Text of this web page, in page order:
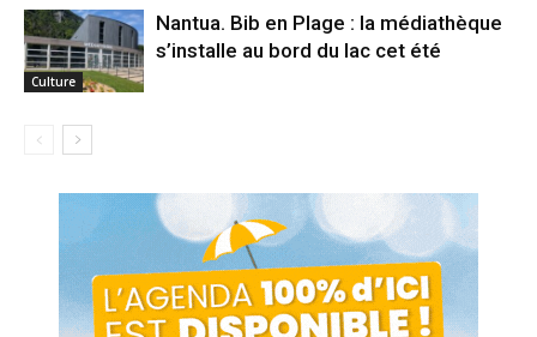
Culture
Nantua. Bib en Plage : la médiathèque
s’installe au bord du lac cet été